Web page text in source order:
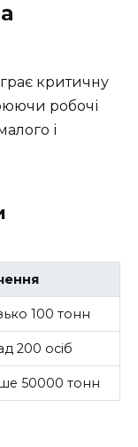
критичну
робочі
і
100 тонн
200 осіб
50000 тонн